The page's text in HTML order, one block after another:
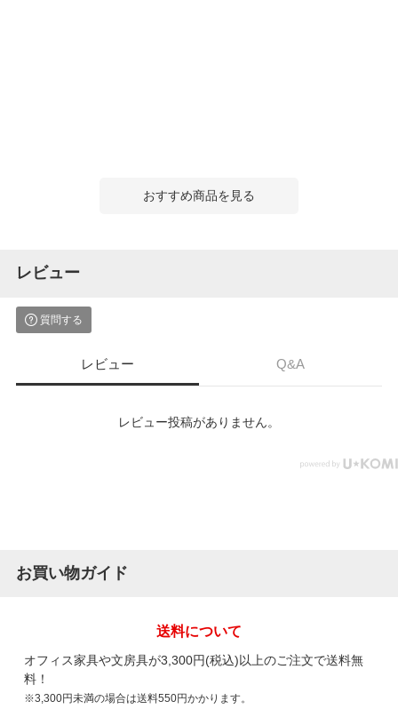
おすすめ商品を見る
レビュー
質問する
レビュー Q&A
レビュー投稿がありません。
お買い物ガイド
送料について
オフィス家具や文房具が3,300円(税込)以上のご注文で送料無
料！
※3,300円未満の場合は送料550円かかります。